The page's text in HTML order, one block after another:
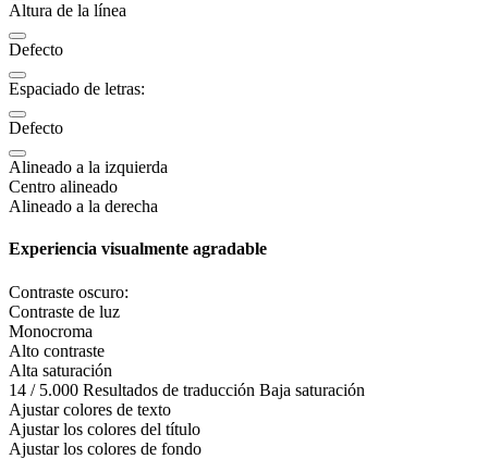
Altura de la línea
Defecto
Espaciado de letras:
Defecto
Alineado a la izquierda
Centro alineado
Alineado a la derecha
Experiencia visualmente agradable
Contraste oscuro:
Contraste de luz
Monocroma
Alto contraste
Alta saturación
14 / 5.000 Resultados de traducción Baja saturación
Ajustar colores de texto
Ajustar los colores del título
Ajustar los colores de fondo